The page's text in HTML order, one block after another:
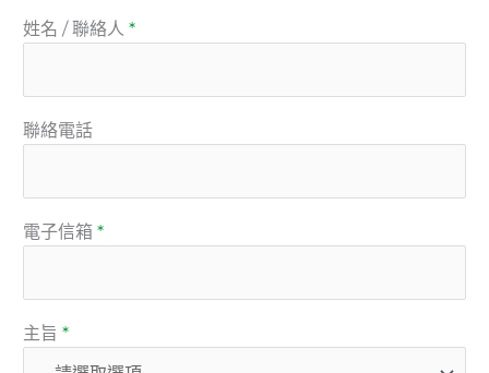
姓名 / 聯絡人 *
聯絡電話
電子信箱 *
主旨 *